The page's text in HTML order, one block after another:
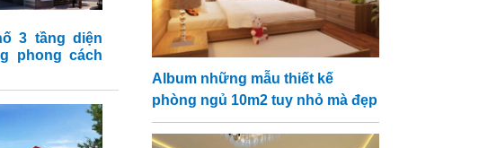
3 tầng diện
phong cách
Album những mẫu thiết kế
phòng ngủ 10m2 tuy nhỏ mà đẹp